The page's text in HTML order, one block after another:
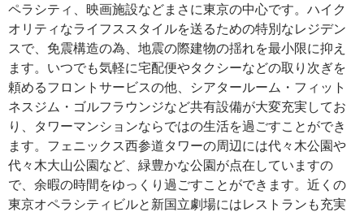
ペラシティ、映画施設などまさに東京の中心です。ハイク
オリティなライフススタイルを送るための特別なレジデン
スで、免震構造の為、地震の際建物の揺れを最小限に抑え
ます。いつでも気軽に宅配便やタクシーなどの取り次ぎを
頼めるフロントサービスの他、シアタールーム・フィット
ネスジム・ゴルフラウンジなど共有設備が大変充実してお
り、タワーマンションならではの生活を過ごすことができ
ます。フェニックス西参道タワーの周辺には代々木公園や
代々木大山公園など、緑豊かな公園が点在していますの
で、余暇の時間をゆっくり過ごすことができます。近くの
東京オペラシティビルと新国立劇場にはレストランも充実